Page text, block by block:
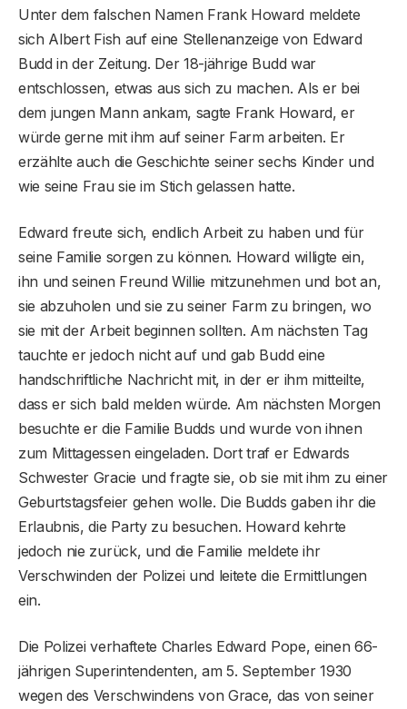
Unter dem falschen Namen Frank Howard meldete
sich Albert Fish auf eine Stellenanzeige von Edward
Budd in der Zeitung. Der 18-jährige Budd war
entschlossen, etwas aus sich zu machen. Als er bei
dem jungen Mann ankam, sagte Frank Howard, er
würde gerne mit ihm auf seiner Farm arbeiten. Er
erzählte auch die Geschichte seiner sechs Kinder und
wie seine Frau sie im Stich gelassen hatte.
Edward freute sich, endlich Arbeit zu haben und für
seine Familie sorgen zu können. Howard willigte ein,
ihn und seinen Freund Willie mitzunehmen und bot an,
sie abzuholen und sie zu seiner Farm zu bringen, wo
sie mit der Arbeit beginnen sollten. Am nächsten Tag
tauchte er jedoch nicht auf und gab Budd eine
handschriftliche Nachricht mit, in der er ihm mitteilte,
dass er sich bald melden würde. Am nächsten Morgen
besuchte er die Familie Budds und wurde von ihnen
zum Mittagessen eingeladen. Dort traf er Edwards
Schwester Gracie und fragte sie, ob sie mit ihm zu einer
Geburtstagsfeier gehen wolle. Die Budds gaben ihr die
Erlaubnis, die Party zu besuchen. Howard kehrte
jedoch nie zurück, und die Familie meldete ihr
Verschwinden der Polizei und leitete die Ermittlungen
ein.
Die Polizei verhaftete Charles Edward Pope, einen 66-
jährigen Superintendenten, am 5. September 1930
wegen des Verschwindens von Grace, das von seiner